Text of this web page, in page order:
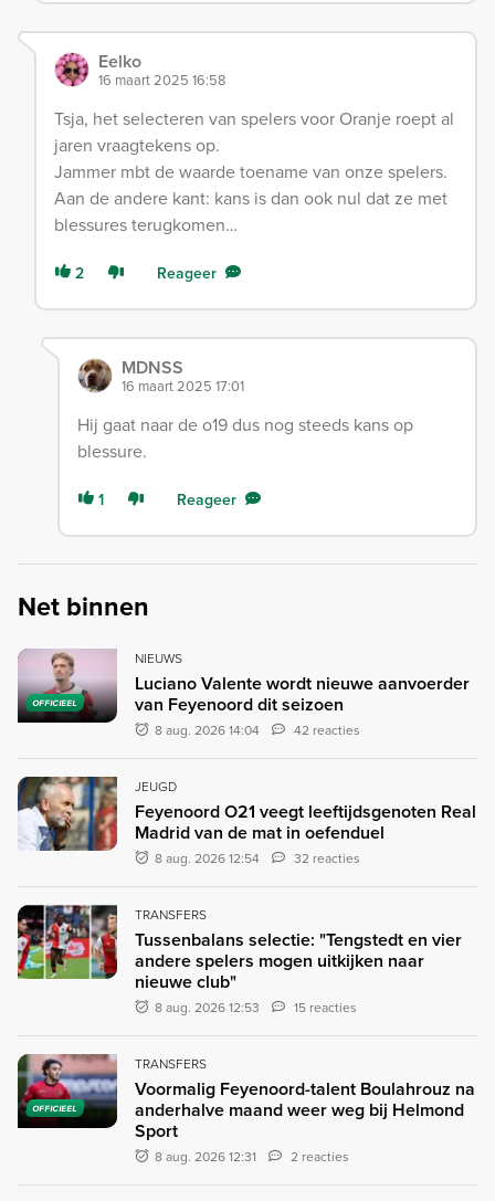
Eelko
16 maart 2025 16:58
Tsja, het selecteren van spelers voor Oranje roept al
jaren vraagtekens op.
Jammer mbt de waarde toename van onze spelers.
Aan de andere kant: kans is dan ook nul dat ze met
blessures terugkomen…
2 Reageer
MDNSS
16 maart 2025 17:01
Hij gaat naar de o19 dus nog steeds kans op
blessure.
1 Reageer
Net binnen
OFFICIEEL
NIEUWS
Luciano Valente wordt nieuwe aanvoerder
van Feyenoord dit seizoen
8 aug. 2026 14:04 42 reacties
JEUGD
Feyenoord O21 veegt leeftijdsgenoten Real
Madrid van de mat in oefenduel
8 aug. 2026 12:54 32 reacties
TRANSFERS
Tussenbalans selectie: "Tengstedt en vier
andere spelers mogen uitkijken naar
nieuwe club"
8 aug. 2026 12:53 15 reacties
OFFICIEEL
TRANSFERS
Voormalig Feyenoord-talent Boulahrouz na
anderhalve maand weer weg bij Helmond
Sport
8 aug. 2026 12:31 2 reacties